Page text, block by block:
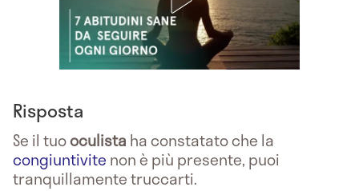
Risposta
Se il tuooculista ha constatato che la
congiuntivite non è più presente, puoi
tranquillamente truccarti.